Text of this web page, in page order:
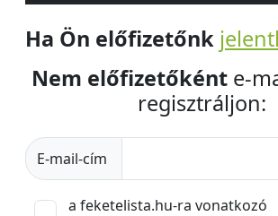
Ha Ön előfizetőnk
Nem előfizetőként e-
regisztráljon:
E-mail-cím
a feketelista.hu-ra vonatkozó